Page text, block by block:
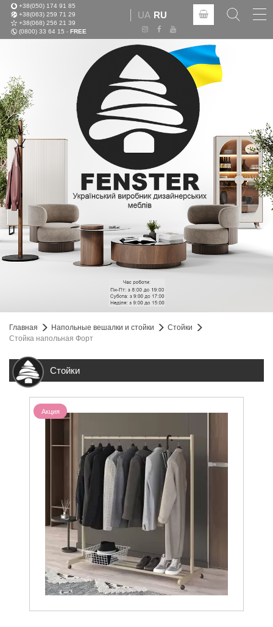
+38(050) 174 91 85
+38(063) 259 71 29
+38(068) 256 21 39
(0800) 33 64 15 - FREE
UA RU
Главная Напольные вешалки и стойки
Стойки
Стойка напольная Форт
Стойки
Акция